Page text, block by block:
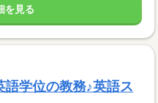
を見る
学位の教務♪英語ス